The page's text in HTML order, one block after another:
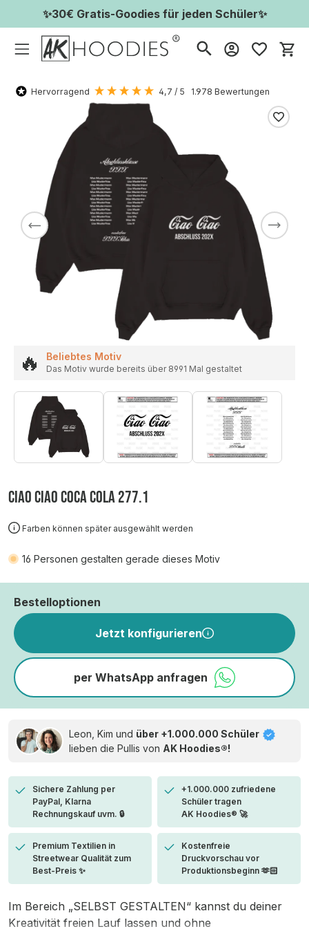
✨30€ Gratis-Goodies für jeden Schüler✨
Hervorragend 4,7 / 5 1.978 Bewertungen
🔥 Beliebtes Motiv
Das Motiv wurde bereits über 8991 Mal gestaltet
CIAO CIAO COCA COLA 277.1
Farben können später ausgewählt werden
16 Personen gestalten gerade dieses Motiv
Bestelloptionen
Jetzt konfigurieren
per WhatsApp anfragen
Leon, Kim und über +1.000.000 Schüler
lieben die Pullis von AK Hoodies®!
Sichere Zahlung per
PayPal, Klarna
Rechnungskauf uvm. 🔒
+1.000.000 zufriedene
Schüler tragen
AK Hoodies® 🚀
Premium Textilien in
Streetwear Qualität zum
Best-Preis ✨
Kostenfreie
Druckvorschau vor
Produktionsbeginn 🫶🏻
Im Bereich „SELBST GESTALTEN“ kannst du deiner
Kreativität freien Lauf lassen und ohne